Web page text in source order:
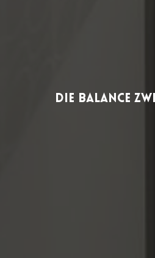
Die Balance